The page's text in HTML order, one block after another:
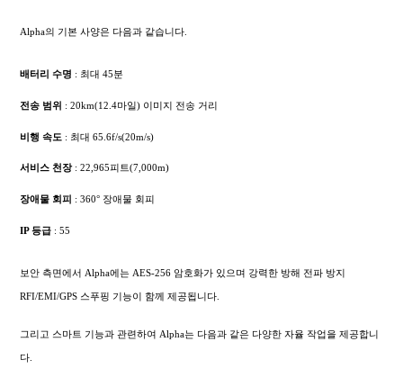
Alpha의 기본 사양은 다음과 같습니다.
배터리 수명 : 최대 45분
전송 범위 : 20km(12.4마일) 이미지 전송 거리
비행 속도 : 최대 65.6f/s(20m/s)
서비스 천장: 22,965피트(7,000m)
장애물 회피 : 360° 장애물 회피
IP 등급 : 55
보안 측면에서 Alpha에는 AES-256 암호화가 있으며 강력한 방해 전파 방지
RFI/EMI/GPS 스푸핑 기능이 함께 제공됩니다.
그리고 스마트 기능과 관련하여 Alpha는 다음과 같은 다양한 자율 작업을 제공합니
다.